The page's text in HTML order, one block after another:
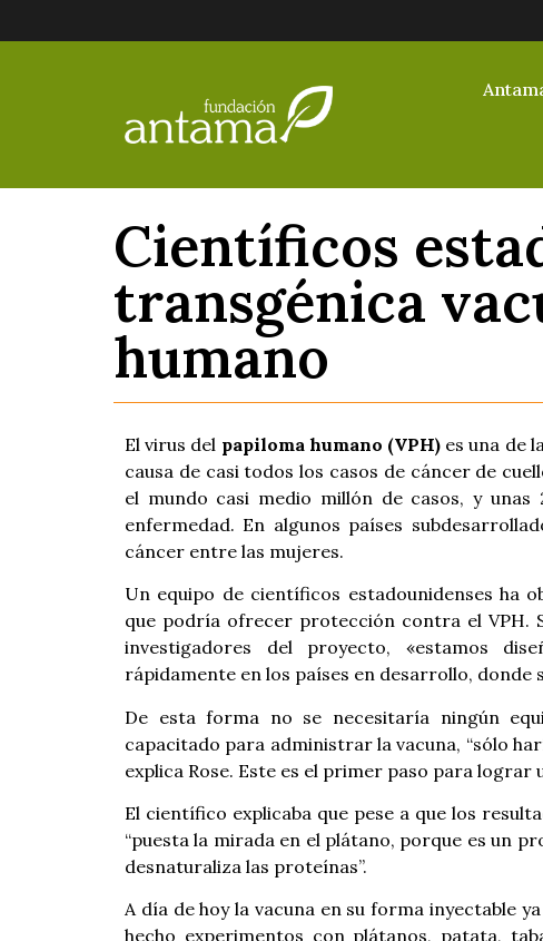
Científicos
transgénica
humano
El virus del papiloma humano (VPH)es una de
causa de casi todos los casos de cáncer de
el mundo casi medio millón de casos, y unas
enfermedad. En algunos países
cáncer entre las mujeres.
Un equipo de científicos estadounidenses ha
que podría ofrecer protección contra el VPH.
investigadores del proyecto, «estamos
rápidamente en los países en desarrollo, donde
De esta forma no se necesitaría ningún
capacitado para administrar la vacuna, “sólo
explica Rose. Este es el primer paso para lograr
El científico explicaba que pese a que los
“puesta la mirada en el plátano, porque es un
desnaturaliza las proteínas”.
A día de hoy la vacuna en su forma inyectable
hecho experimentos con plátanos, patata,